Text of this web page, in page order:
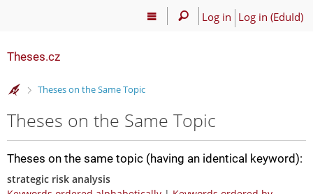
Log in Log in (EduId)
Theses.cz
>
Theses on the Same Topic
Theses on the Same Topic
Theses on the same topic (having an identical keyword):
strategic risk analysis